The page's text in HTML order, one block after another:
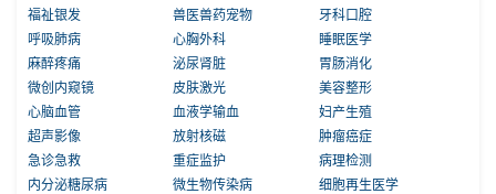
福祉银发
兽医兽药宠物
牙科口腔
呼吸肺病
心胸外科
睡眠医学
麻醉疼痛
泌尿肾脏
胃肠消化
微创内窥镜
皮肤激光
美容整形
心脑血管
血液学输血
妇产生殖
超声影像
放射核磁
肿瘤癌症
急诊急救
重症监护
病理检测
内分泌糖尿病
微生物传染病
细胞再生医学